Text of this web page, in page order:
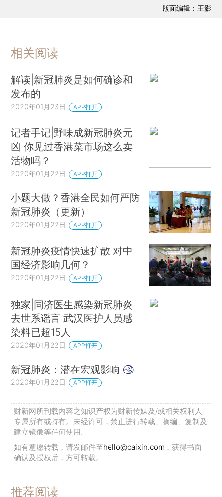
版面编辑：王影
相关阅读
解读|新冠肺炎是如何确诊和
发布的
2020年01月23日 APP打开
记者手记|野味成新冠肺炎元
凶 你见过香港菜市场这么卖
活物吗？
2020年01月22日 APP打开
小题大做？香港全民如何严防
新冠肺炎（更新）
2020年01月22日 APP打开
新冠肺炎疫情快速扩散 对中
国经济影响几何？
2020年01月22日 APP打开
独家|同济医生感染新冠肺炎
去世系谣言 武汉医护人员感
染料已超15人
2020年01月22日 APP打开
新冠肺炎：潜在宏观影响
2020年01月22日 APP打开
财新网所刊载内容之知识产权为财新传媒及/或相关权利人
专属所有或持有。未经许可，禁止进行转载、摘编、复制及
建立镜像等任何使用。
如有意愿转载，请发邮件至hello@caixin.com ，获得书面
确认及授权后，方可转载。
推荐阅读